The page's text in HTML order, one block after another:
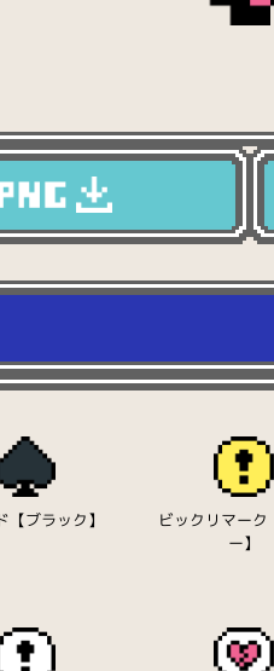
【ブラック】
ビックリマーク
ー】